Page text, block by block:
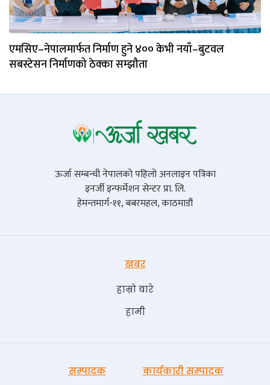
एमसिए–नेपालमार्फत निर्माण हुने ४०० केभी नयाँ–बुटवल
सबस्टेसन निर्माणको ठेक्का सम्झौता
ऊर्जा सम्बन्धी नेपालको पहिलो अनलाइन पत्रिका
इनर्जी इन्फर्मेशन सेन्टर प्रा. लि.
हेमन्तमार्ग-११, बबरमहल, काठमाडौं
खबर
हाम्रो बारे
हामी
सम्पादक कार्यकारी सम्पादक